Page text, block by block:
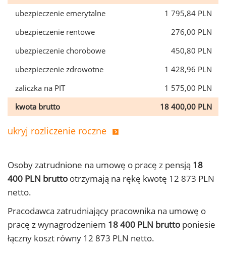
ubezpieczenie emerytalne
1 795,84 PLN
ubezpieczenie rentowe
276,00 PLN
ubezpieczenie chorobowe
450,80 PLN
ubezpieczenie zdrowotne
1 428,96 PLN
zaliczka na PIT
1 575,00 PLN
kwota brutto
18 400,00 PLN
ukryj rozliczenie roczne
Osoby zatrudnione na umowę o pracę z pensją 18
400 PLN brutto otrzymają na rękę kwotę 12 873 PLN
netto.
Pracodawca zatrudniający pracownika na umowę o
pracę z wynagrodzeniem 18 400 PLN brutto poniesie
łączny koszt równy 12 873 PLN netto.